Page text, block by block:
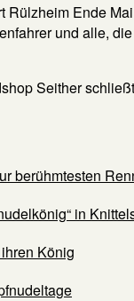
Rülzheim Ende
und alle,
Seither
berühmtesten
in
König